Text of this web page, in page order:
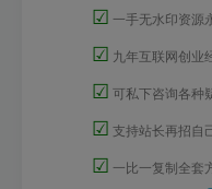
☑ 一手无水印资源
☑ 九年互联网创业
☑ 可私下咨询各种
☑ 支持站长再招自
☑ 一比一复制全套